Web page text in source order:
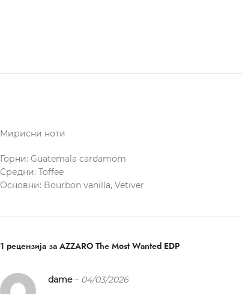
Мирисни ноти
Горни: Guatemala cardamom
Средни: Toffee
Основни: Bourbon vanilla, Vetiver
1 рецензија за AZZARO The Most Wanted EDP
dame– 04/03/2026